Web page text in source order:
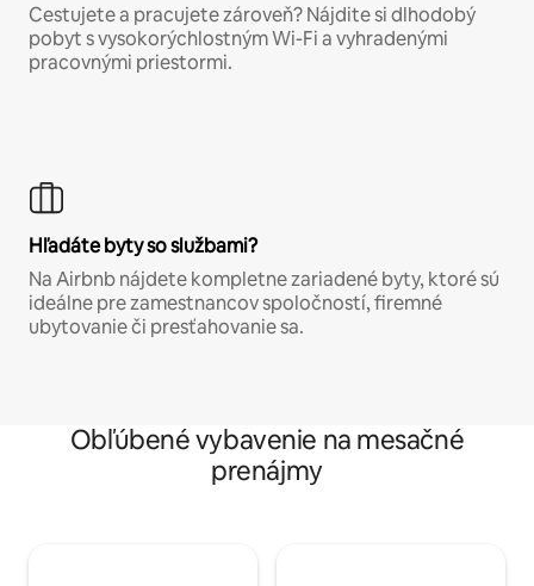
Cestujete a pracujete zároveň? Nájdite si dlhodobý
pobyt s vysokorýchlostným Wi-Fi a vyhradenými
pracovnými priestormi.
Hľadáte byty so službami?
Na Airbnb nájdete kompletne zariadené byty, ktoré sú
ideálne pre zamestnancov spoločností, firemné
ubytovanie či presťahovanie sa.
Obľúbené vybavenie na mesačné
prenájmy